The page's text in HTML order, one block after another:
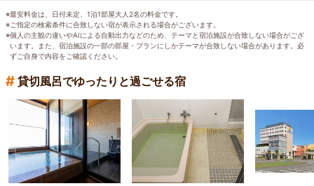
※最安料金は、日付未定、1泊1部屋大人2名の料金です。
※ご指定の検索条件に合致しない宿が表示される場合がございます。
※個人の主観の違いやAIによる自動出力などのため、テーマと宿泊施設が合致しない場合がござ
います。また、宿泊施設の一部の部屋・プランにしかテーマが合致しない場合があります。必
ずご自身で内容をご確認ください。
# 貸切風呂でゆったりと過ごせる宿